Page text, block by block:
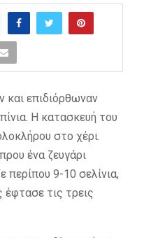
και επιδιόρθωναν
Η κατασκευή του
στο χέρι.
ένα ζευγάρι
περίπου 9-10 σελίνια,
τις τρεις